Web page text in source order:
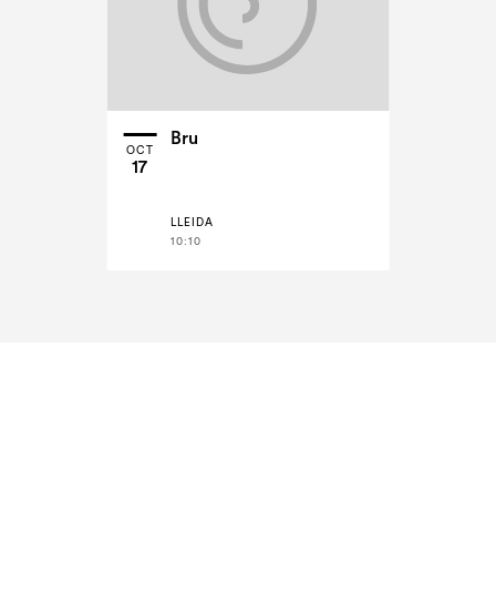
OCT
17
Bru
LLEIDA
10:10